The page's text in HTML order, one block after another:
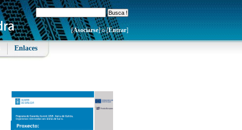
[Asociarse] o [Entrar]
Enlaces